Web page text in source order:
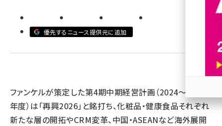
revico (745)
優先するニュース提供元に追加
ファンケルが策定した第4期中期経営計画（2024～2026
年度）は「再興2026」と銘打ち、化粧品・健康食品それぞれ
新たな層の開拓やCRM変革、中国・ASEANなど海外展開
参